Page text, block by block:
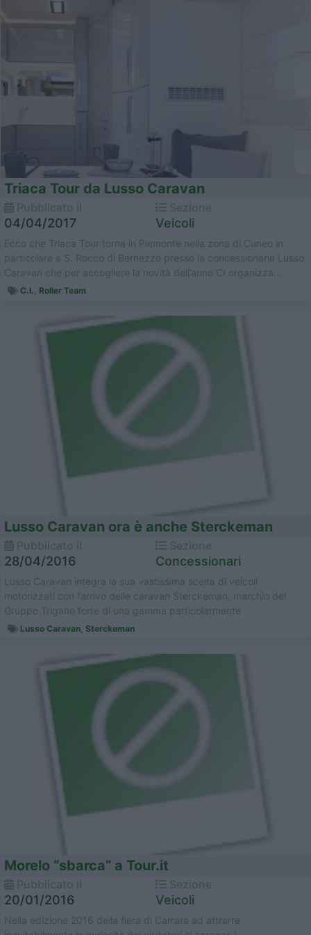
Triaca Tour da Lusso Caravan
04/04/2017 Veicoli
Ecco che Triaca Tour torna in Piemonte nella zona di Cuneo in
particolare a S. Rocco di Bernezzo presso la concessionaria Lusso
Caravan che per accogliere la novità dell’anno CI organizza...
C.I. Roller Team
Lusso Caravan ora è anche Sterckeman
28/04/2016 Concessionari
Lusso Caravan integra la sua vastissima scelta di veicoli
motorizzati con l’arrivo delle caravan Sterckeman, marchio del
Gruppo Trigano forte di una gamma particolarmente
caratterizzata da un fa...
Lusso Caravan, Sterckeman
Morelo “sbarca” a Tour.it
20/01/2016 Veicoli
Nella edizione 2016 della fiera di Carrara ad attrarre